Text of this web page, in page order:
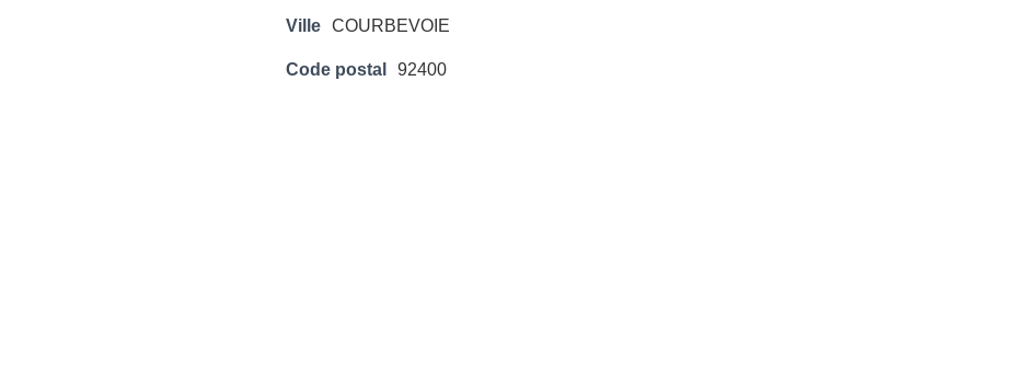
Ville COURBEVOIE
Code postal 92400